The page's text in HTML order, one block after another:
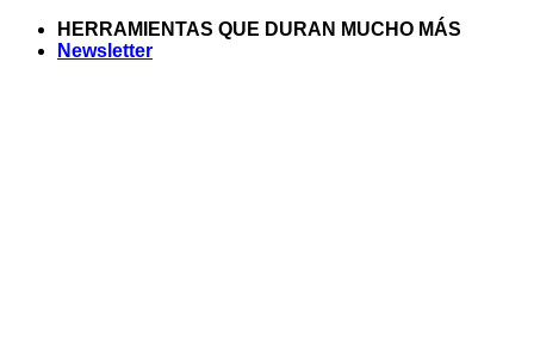
Saltar
HERRAMIENTAS QUE DURAN MUCHO MÁS
Newsletter